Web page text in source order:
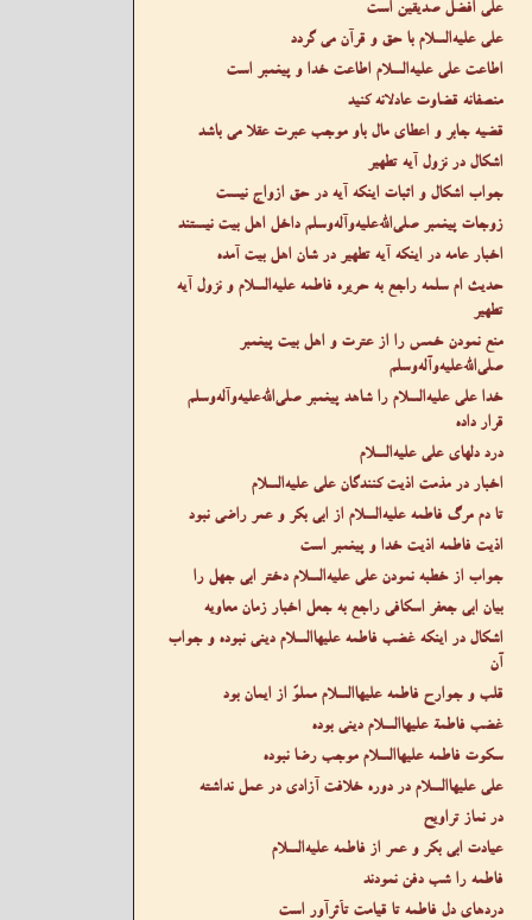
علی افضل صدّیقین است
علی عليه‌السلام با حق و قرآن می گردد
اطاعت علی عليه‌السلام اطاعت خدا و پیغمبر است
منصفانه قضاوت عادلانه کنید
قضیه جابر و اعطای مال باو موجب عبرت عقلا می باشد
اشکال در نزول آیه تطهیر
جواب اشکال و اثبات اینکه آیه در حق ازواج نیست
زوجات پیغمبر صلى‌الله‌عليه‌وآله‌وسلم داخل اهل بیت نیستند
اخبار عامه در اینکه آیه تطهیر در شان اهل بیت آمده
حدیث ام سلمه راجع به حریره فاطمه عليه‌السلام و نزول آیه
تطهیر
منع نمودن خمس را از عترت و اهل بیت پیغمبر
صلى‌الله‌عليه‌وآله‌وسلم
خدا علی عليه‌السلام را شاهد پیغمبر صلى‌الله‌عليه‌وآله‌وسلم
قرار داده
درد دلهای علی عليه‌السلام
اخبار در مذمت اذیت کنندگان علی عليه‌السلام
تا دم مرگ فاطمه عليه‌السلام از ابی بکر و عمر راضی نبود
اذیت فاطمه اذیت خدا و پیغمبر است
جواب از خطبه نمودن علی عليه‌السلام دختر ابی جهل را
بیان ابی جعفر اسکافی راجع به جعل اخبار زمان معاویه
اشکال در اینکه غضب فاطمه عليها‌السلام دینی نبوده و جواب
آن
قلب و جوارح فاطمه عليها‌السلام مملوّ از ایمان بود
غضب فاطمة عليها‌السلام دینی بوده
سکوت فاطمه عليها‌السلام موجب رضا نبوده
علی عليها‌السلام در دوره خلافت آزادی در عمل نداشته
در نماز تراویح
عیادت ابی بکر و عمر از فاطمه عليه‌السلام
فاطمه را شب دفن نمودند
دردهای دل فاطمه تا قیامت تأثرآور است